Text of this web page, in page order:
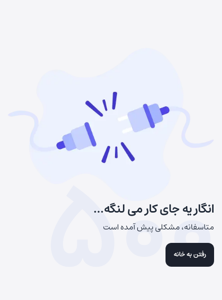
انگار یه جای کار می لنگه...
متاسفانه، مشکلی پیش آمده است
رفتن به خانه
500